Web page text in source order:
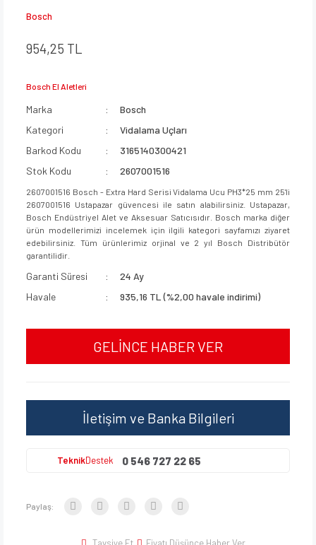
Bosch
954,25 TL
Bosch El Aletleri
Marka
Bosch
Kategori
Vidalama Uçları
Barkod Kodu
3165140300421
Stok Kodu
2607001516
2607001516 Bosch - Extra Hard Serisi Vidalama Ucu PH3*25 mm 25'li
2607001516 Ustapazar güvencesi ile satın alabilirsiniz. Ustapazar,
Bosch Endüstriyel Alet ve Aksesuar Satıcısıdır. Bosch marka diğer
ürün modellerimizi incelemek için ilgili kategori sayfamızı ziyaret
edebilirsiniz. Tüm ürünlerimiz orjinal ve 2 yıl Bosch Distribütör
garantilidir.
Garanti Süresi
24 Ay
Havale
935,16 TL (%2,00 havale indirimi)
GELİNCE HABER VER
İletişim ve Banka Bilgileri
TeknikDestek 0 546 727 22 65
Paylaş: